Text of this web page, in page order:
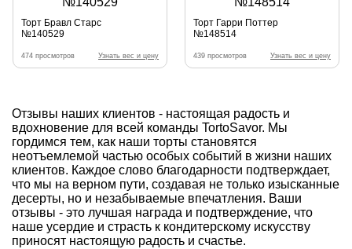
Торт Бравл Старс
№140529
474 просмотров Узнать вес и цену
Торт Гарри Поттер
№148514
439 просмотров Узнать вес и цену
Отзывы наших клиентов - настоящая радость и
вдохновение для всей команды TortoSavor. Мы
гордимся тем, как наши торты становятся
неотъемлемой частью особых событий в жизни наших
клиентов. Каждое слово благодарности подтверждает,
что мы на верном пути, создавая не только изысканные
десерты, но и незабываемые впечатления. Ваши
отзывы - это лучшая награда и подтверждение, что
наше усердие и страсть к кондитерскому искусству
приносят настоящую радость и счастье.